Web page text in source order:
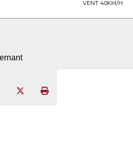
VENT 40KM/H
sur Facebook
Partager sur Twitter
Imprimer la page